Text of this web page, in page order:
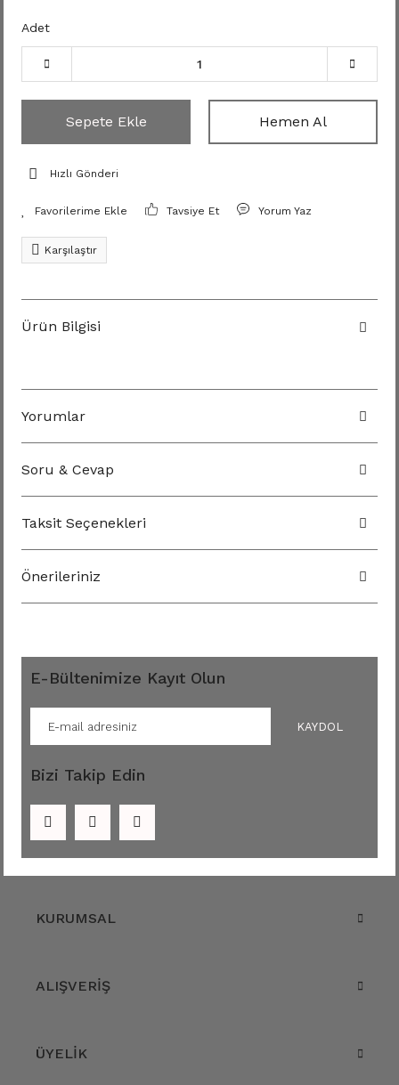
Adet
Sepete Ekle Hemen Al
Hızlı Gönderi
Tavsiye Et Yorum Yaz
Karşılaştır
Ürün Bilgisi
Yorumlar
Soru & Cevap
Taksit Seçenekleri
Önerileriniz
E-Bültenimize Kayıt Olun
KAYDOL
Bizi Takip Edin
KURUMSAL
ALIŞVERİŞ
ÜYELİK